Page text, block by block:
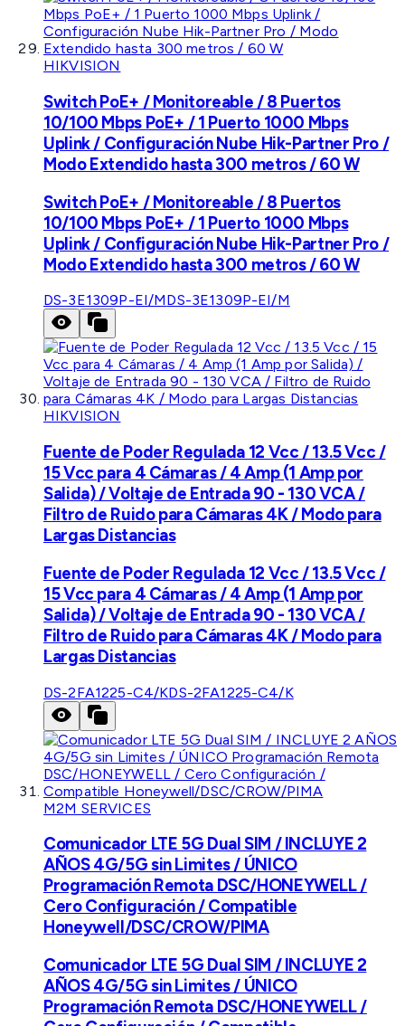
HIKVISION
Switch PoE+ / Monitoreable / 8 Puertos
10/100 Mbps PoE+ / 1 Puerto 1000 Mbps
Uplink / Configuración Nube Hik-Partner Pro /
Modo Extendido hasta 300 metros / 60 W
Switch PoE+ / Monitoreable / 8 Puertos
10/100 Mbps PoE+ / 1 Puerto 1000 Mbps
Uplink / Configuración Nube Hik-Partner Pro /
Modo Extendido hasta 300 metros / 60 W
DS-3E1309P-EI/MDS-3E1309P-EI/M
HIKVISION
Fuente de Poder Regulada 12 Vcc / 13.5 Vcc /
15 Vcc para 4 Cámaras / 4 Amp (1 Amp por
Salida) / Voltaje de Entrada 90 - 130 VCA /
Filtro de Ruido para Cámaras 4K / Modo para
Largas Distancias
Fuente de Poder Regulada 12 Vcc / 13.5 Vcc /
15 Vcc para 4 Cámaras / 4 Amp (1 Amp por
Salida) / Voltaje de Entrada 90 - 130 VCA /
Filtro de Ruido para Cámaras 4K / Modo para
Largas Distancias
DS-2FA1225-C4/KDS-2FA1225-C4/K
M2M SERVICES
Comunicador LTE 5G Dual SIM / INCLUYE 2
AÑOS 4G/5G sin Limites / ÚNICO
Programación Remota DSC/HONEYWELL /
Cero Configuración / Compatible
Honeywell/DSC/CROW/PIMA
Comunicador LTE 5G Dual SIM / INCLUYE 2
AÑOS 4G/5G sin Limites / ÚNICO
Programación Remota DSC/HONEYWELL /